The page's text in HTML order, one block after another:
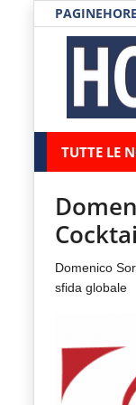
-
Notizie
Horeca
Il
portale
del
del
TUTTE LE
Notizie HORECA
Ristorazione
Ospitalità
Distribuzione
Prodotti |
RUBRICHE
Domenico
sfida globale